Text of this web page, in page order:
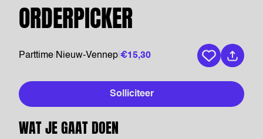
ORDERPICKER
Parttime Nieuw-Vennep €15,30
Bewaar
Solliciteer
WAT JE GAAT DOEN